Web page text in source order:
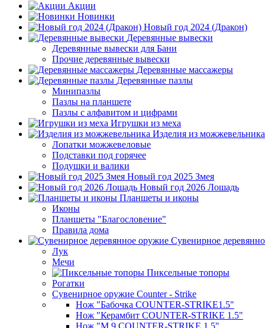
Акции
Новинки
Новый год 2024 (Дракон)
Деревянные вывески
Деревянные вывески для Бани
Прочие деревянные вывески
Деревянные массажеры
Деревянные пазлы
Минипазлы
Пазлы на планшете
Пазлы с алфавитом и цифрами
Игрушки из меха
Изделия из можжевельника
Лопатки можжевеловые
Подставки под горячее
Подушки и валики
Новый год 2025 Змея
Новый год 2026 Лошадь
Планшеты и иконы
Иконы
Планшеты "Благословение"
Правила дома
Сувенирное
Лук
Мечи
Пиксельные топоры
Рогатки
Сувенирное оружие Counter - Strike
Нож "Бабочка COUNTER-STRIKE1.5"
Нож "Керамбит COUNTER-STRIKE 1.5"
Нож "М 9 COUNTER-STRIKE 1.5"